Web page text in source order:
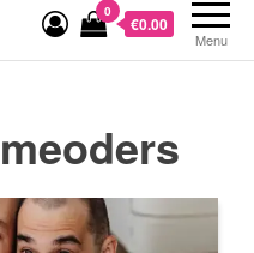
Menu
0
€0.00